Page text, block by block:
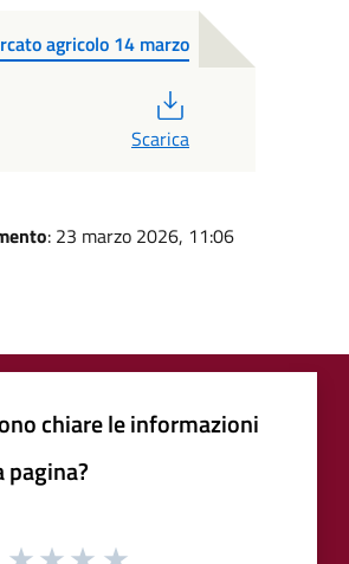
agricolo 14 marzo
Scarica
: 23 marzo 2026, 11:06
chiare le informazioni
pagina?